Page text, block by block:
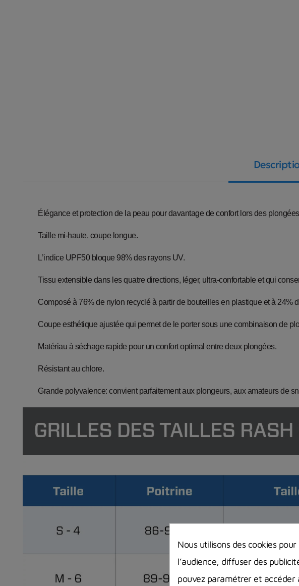
Élégance et protection de la peau pour davantage de confort lors des
Taille mi-haute, coupe longue.
L’indice UPF50 bloque 98% des rayons UV.
Tissu extensible dans les quatre directions, léger, ultra-confortable et qui
Composé à 76% de nylon recyclé à partir de bouteilles en plastique et à 24%
Coupe esthétique ajustée qui permet de le porter sous une combinaison de
Matériau à séchage rapide pour un confort optimal entre deux plongées.
Résistant au chlore.
Grande polyvalence: convient parfaitement aux plongeurs, aux amateurs de
Nous utilisons des cookies
l’audience, diffuser des
pouvez paramétrer et